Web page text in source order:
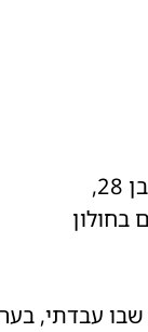
בחולון